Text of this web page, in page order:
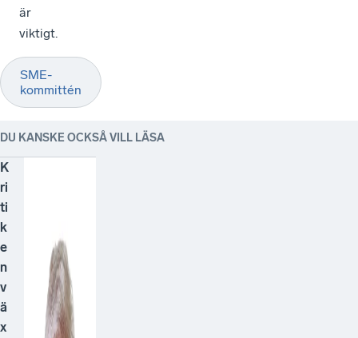
är
viktigt.
SME-
kommittén
DU KANSKE OCKSÅ VILL LÄSA
K
ri
ti
k
e
n
v
ä
x